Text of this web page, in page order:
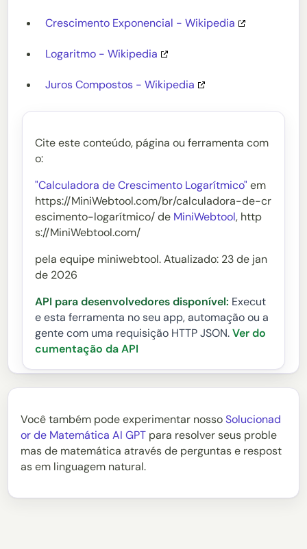
Crescimento Exponencial - Wikipedia
Logaritmo - Wikipedia
Juros Compostos - Wikipedia
Cite este conteúdo, página ou ferramenta com
o:
"Calculadora de Crescimento Logarítmico" em
https://MiniWebtool.com/br/calculadora-de-cr
escimento-logarítmico/ de MiniWebtool, http
s://MiniWebtool.com/
pela equipe miniwebtool. Atualizado: 23 de jan
de 2026
API para desenvolvedores disponível: Execut
e esta ferramenta no seu app, automação ou a
gente com uma requisição HTTP JSON. Ver do
cumentação da API
Você também pode experimentar nossoSolucionad
or de Matemática AI GPT para resolver seus proble
mas de matemática através de perguntas e respost
as em linguagem natural.